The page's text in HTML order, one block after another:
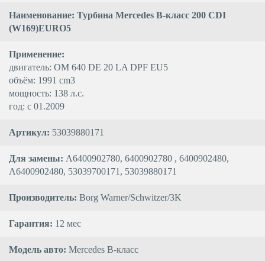
Наименование: Турбина Mercedes B-класс 200 CDI
(W169)EURO5
Применение:
двигатель: OM 640 DE 20 LA DPF EU5
объём: 1991 cm3
мощность: 138 л.с.
год: с 01.2009
Артикул: 53039880171
Для замены: A6400902780, 6400902780 , 6400902480,
A6400902480, 53039700171, 53039880171
Производитель: Borg Warner/Schwitzer/3K
Гарантия: 12 мес
Модель авто: Mercedes B-класс